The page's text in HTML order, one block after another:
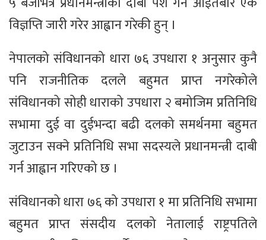
विज्ञप्ति जारी गरेर आह्वान गरेकी हुन् ।
नेपालको संविधानको धारा ७६ उपधारा १ अनुसार कुनै
पनि राजनीतिक दलले बहुमत प्राप्त नगरेकोले
संविधानको सोही धाराको उपधारा २ बमोजिम प्रतिनिधि
सभामा दुई वा दुईभन्दा बढी दलको समर्थनमा बहुमत
जुटाउन सक्ने प्रतिनिधि सभा सदस्यले प्रधानमन्त्री दाबी
गर्न आह्वान गरिएको छ ।
संविधानको धारा ७६ को उपधारा १ मा प्रतिनिधि सभामा
बहुमत प्राप्त संसदीय दलको नेतालाई राष्ट्रपतिले